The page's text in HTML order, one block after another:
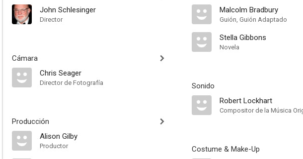
John Schlesinger
Director
Cámara
Chris Seager
Director de Fotografía
Producción
Alison Gilby
Productor
Malcolm Bradbury
Guión, Guión Adaptado
Stella Gibbons
Novela
Sonido
Robert Lockhart
Compositor de la Música
Costume & Make-Up